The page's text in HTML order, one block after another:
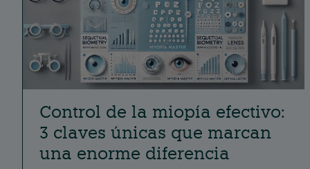
Control de la miopía efectivo:
3 claves únicas que marcan
una enorme diferencia